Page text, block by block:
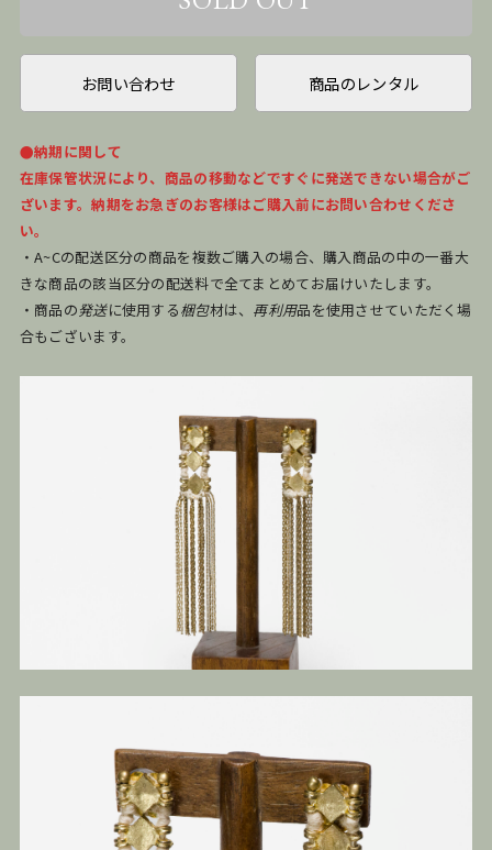
お問い合わせ 商品のレンタル
●納期に関して
在庫保管状況により、商品の移動などですぐに発送できない場合がご
ざいます。納期をお急ぎのお客様はご購入前にお問い合わせくださ
い。
・A~Cの配送区分の商品を複数ご購入の場合、購入商品の中の一番大
きな商品の該当区分の配送料で全てまとめてお届けいたします。
・商品の発送に使用する梱包材は、 再利用品を使用させていただく場
合もございます。